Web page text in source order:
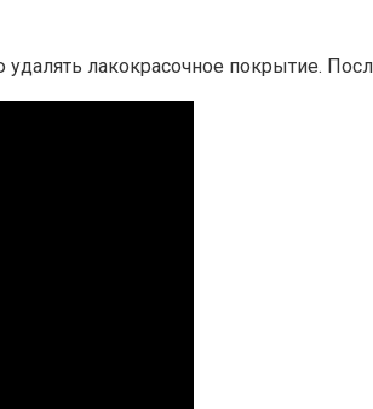
лакокрасочное покрытие.